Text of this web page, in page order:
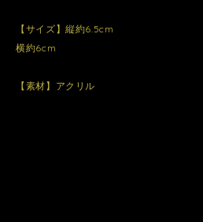
【サイズ】縦約6.5cm
横約6cm
【素材】アクリル